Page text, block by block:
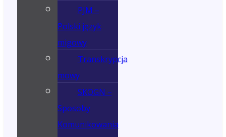
PJM –
Polski język
migowy
Transkrypcja
mowy
SKOGN –
Sposoby
Komunikowania